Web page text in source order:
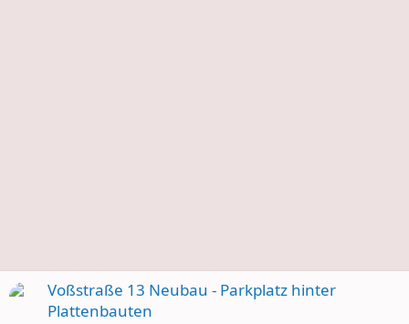
Voßstraße 13 Neubau - Parkplatz hinter
Plattenbauten